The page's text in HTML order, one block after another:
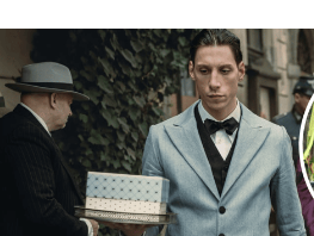
Kliknij, aby zobaczyć galerię